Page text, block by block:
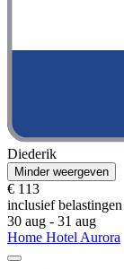
Diederik
Minder weergeven
€ 113
inclusief belastingen
30 aug - 31 aug
Home Hotel Aurora